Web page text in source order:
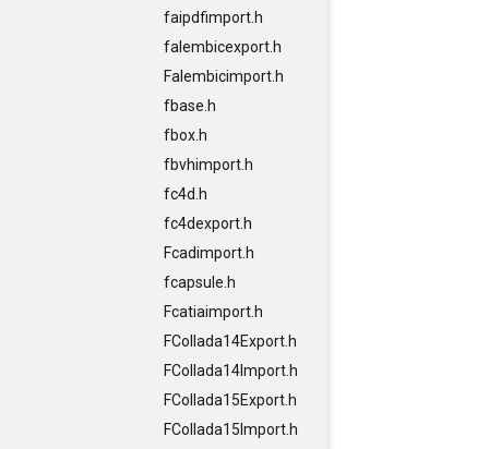
faipdfimport.h
falembicexport.h
Falembicimport.h
fbase.h
fbox.h
fbvhimport.h
fc4d.h
fc4dexport.h
Fcadimport.h
fcapsule.h
Fcatiaimport.h
FCollada14Export.h
FCollada14Import.h
FCollada15Export.h
FCollada15Import.h